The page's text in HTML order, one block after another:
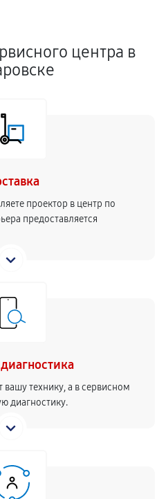
центра в
проектор в центр по
предоставляется
вашу технику, а в сервисном
диагностику.